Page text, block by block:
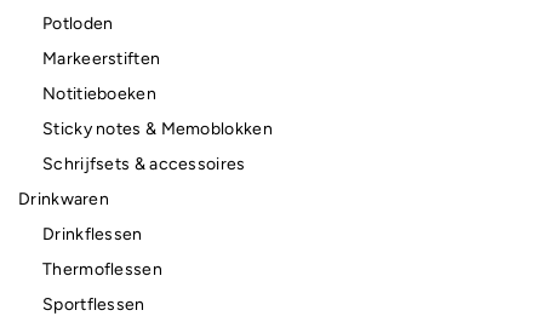
Potloden
Markeerstiften
Notitieboeken
Sticky notes & Memoblokken
Schrijfsets & accessoires
Drinkwaren
Drinkflessen
Thermoflessen
Sportflessen